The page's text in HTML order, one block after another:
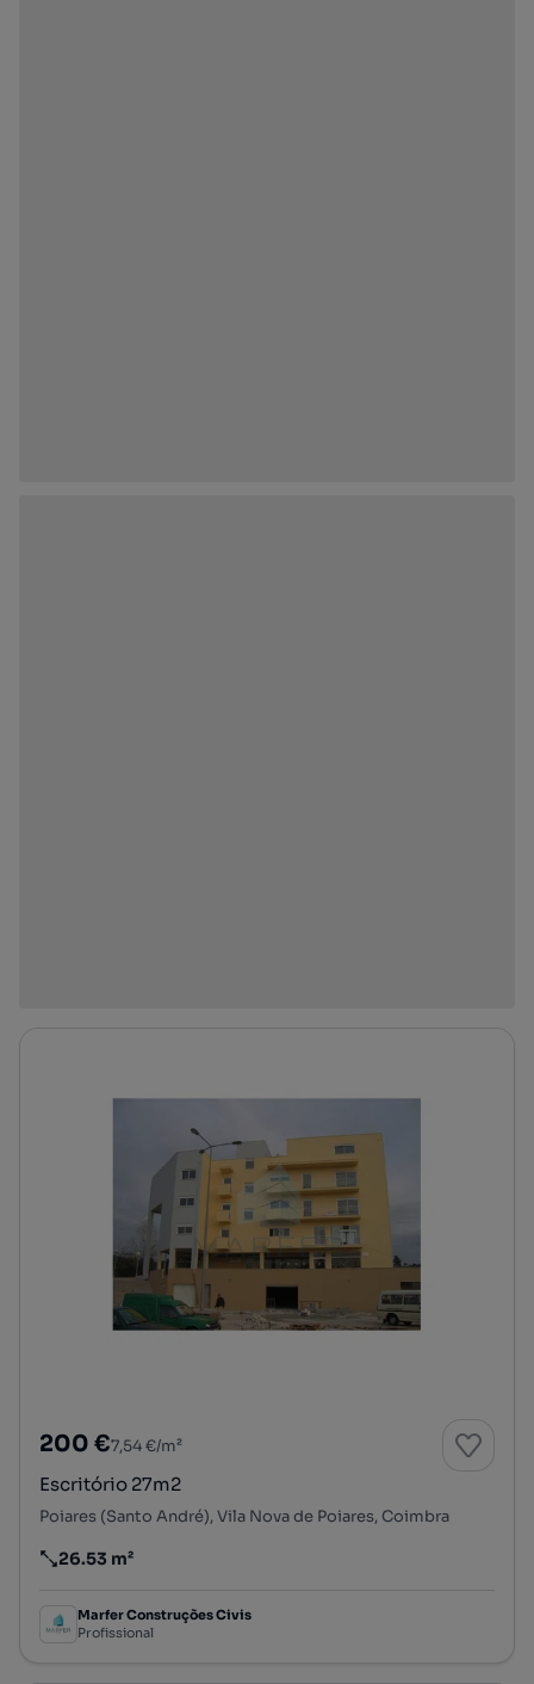
200 €7,54 €/m²
Escritório 27m2
Poiares (Santo André), Vila Nova de Poiares, Coimbra
Preço por metro quadrado
26.53 m²
Marfer Construções Civis
Profissional